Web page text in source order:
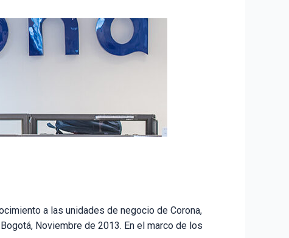
a las unidades de negocio de Corona,
Noviembre de 2013. En el marco de los